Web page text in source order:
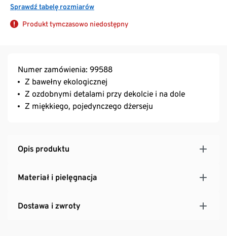
Sprawdź tabelę rozmiarów
Produkt tymczasowo niedostępny
Numer zamówienia: 99588
Z bawełny ekologicznej
Z ozdobnymi detalami przy dekolcie i na dole
Z miękkiego, pojedynczego dżerseju
Opis produktu
Materiał i pielęgnacja
Dostawa i zwroty